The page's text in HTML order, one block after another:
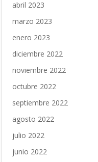
abril 2023
marzo 2023
enero 2023
diciembre 2022
noviembre 2022
octubre 2022
septiembre 2022
agosto 2022
julio 2022
junio 2022